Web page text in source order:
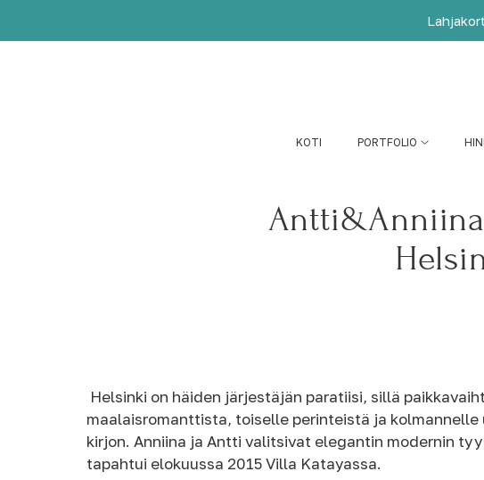
KOTI PORTFOLIO
Helsinki on häiden järjestäjän paratiisi, sillä
maalaisromanttista, toiselle perinteistä ja kolmannelle
kirjon. Anniina ja Antti valitsivat elegantin modernin
tapahtui elokuussa 2015 Villa Katayassa.